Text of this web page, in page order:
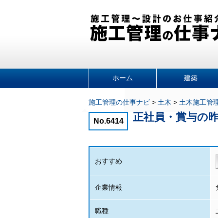
ホーム 建築
施工管理の仕事ナビ > 土木 > 土木施工管
No.6414 正社員・賞与の
おすすめ
企業情報
職種